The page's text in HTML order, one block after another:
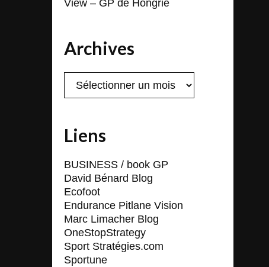
View – GP de Hongrie
Archives
Archives
Liens
BUSINESS / book GP
David Bénard Blog
Ecofoot
Endurance Pitlane Vision
Marc Limacher Blog
OneStopStrategy
Sport Stratégies.com
Sportune